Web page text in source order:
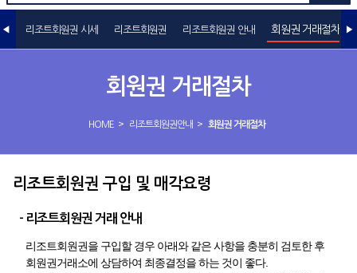
회원권 거래절차
HOME > 리조트회원권안내 > 회원권 거래절차
리조트회원권 시세 리조트회원권 리조트회원권 안내 회원권 거래절차
리조트회원권 구입 및 매각요령
- 리조트회원권 거래 안내
리조트회원권을 구입할 경우 아래와 같은 사항을 충분히 검토한 후
회원권거래소에 상담하여 최종결정을 하는 것이 좋다.